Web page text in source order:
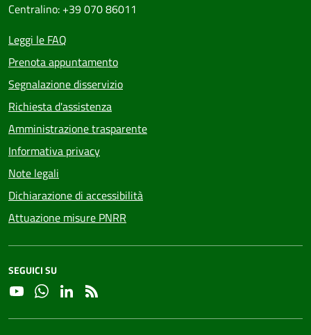
Centralino: +39 070 86011
Leggi le FAQ
Prenota appuntamento
Segnalazione disservizio
Richiesta d'assistenza
Amministrazione trasparente
Informativa privacy
Note legali
Dichiarazione di accessibilità
Attuazione misure PNRR
SEGUICI SU
YouTubeWhatsapp
Linkedin